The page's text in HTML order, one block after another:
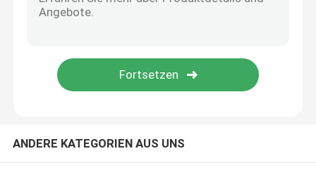
Galvanisierte Stahlspule
ANDERE KATEGORIEN AUS UNS